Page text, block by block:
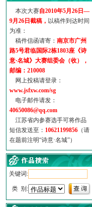
参赛作品多达5000多首
“诗意·名城”晒诗会
特别通知--致广大诗词爱好...
本次大赛自2010年5月26日—
9月26日截稿， 以稿件到达时间
为准：
稿件信函请寄： 南京市广州
路5号君临国际2栋1803座《诗
意·名城》大赛组委会（收），
邮编：210008
网上投稿请登录：
www.jsfxw.com/sg
电子邮件请发：
40650086@qq.com
江苏省内参赛选手可将作品
短信发送至： 10621199856 （请
在题前注明“诗意·名城”）
关键词:
类 别: